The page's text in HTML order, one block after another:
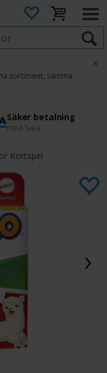
sortiment, samma
×
Säker betalning
med Svea
dagars ångerrätt
retur
Kortspel